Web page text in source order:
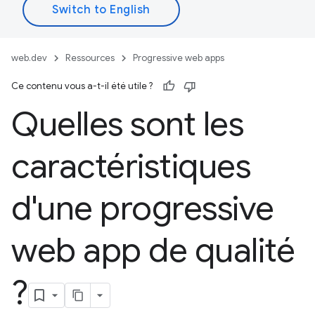
web.dev Ressources Progressive web apps
Ce contenu vous a-t-il été utile ?
Quelles sont les
caractéristiques
d'une progressive
web app de qualité
?